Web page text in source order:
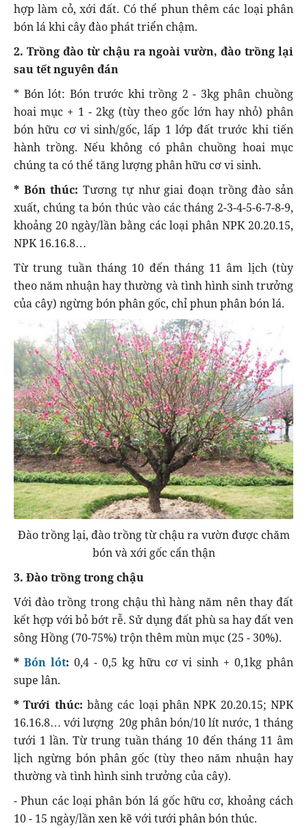
hợp làm cỏ, xới đất. Có thể phun thêm các loại phân
bón lá khi cây đào phát triển chậm.
2. Trồng đào từ chậu ra ngoài vườn, đào trồng lại
sau tết nguyên đán
* Bón lót: Bón trước khi trồng 2 - 3kg phân chuồng
hoai mục + 1 - 2kg (tùy theo gốc lớn hay nhỏ) phân
bón hữu cơ vi sinh/gốc, lấp 1 lớp đất trước khi tiến
hành trồng. Nếu không có phân chuồng hoai mục
chúng ta có thể tăng lượng phân hữu cơ vi sinh.
* Bón thúc:Tương tự như giai đoạn trồng đào sản
xuất, chúng ta bón thúc vào các tháng 2-3-4-5-6-7-8-9,
khoảng 20 ngày/lần bằng các loại phân NPK 20.20.15,
NPK 16.16.8…
Từ trung tuần tháng 10 đến tháng 11 âm lịch (tùy
theo năm nhuận hay thường và tình hình sinh trưởng
của cây) ngừng bón phân gốc, chỉ phun phân bón lá.
Đào trồng lại, đào trồng từ chậu ra vườn được chăm
bón và xới gốc cẩn thận
3. Đào trồng trong chậu
Với đào trồng trong chậu thì hàng năm nên thay đất
kết hợp với bỏ bớt rễ. Sử dụng đất phù sa hay đất ven
sông Hồng (70-75%) trộn thêm mùn mục (25 - 30%).
* Bón lót: 0,4 - 0,5 kg hữu cơ vi sinh + 0,1kg phân
supe lân.
* Tưới thúc: bằng các loại phân NPK 20.20.15; NPK
16.16.8… với lượng 20g phân bón/10 lít nước, 1 tháng
tưới 1 lần. Từ trung tuần tháng 10 đến tháng 11 âm
lịch ngừng bón phân gốc (tùy theo năm nhuận hay
thường và tình hình sinh trưởng của cây).
- Phun các loại phân bón lá gốc hữu cơ, khoảng cách
10 - 15 ngày/lần xen kẽ với tưới phân bón thúc.